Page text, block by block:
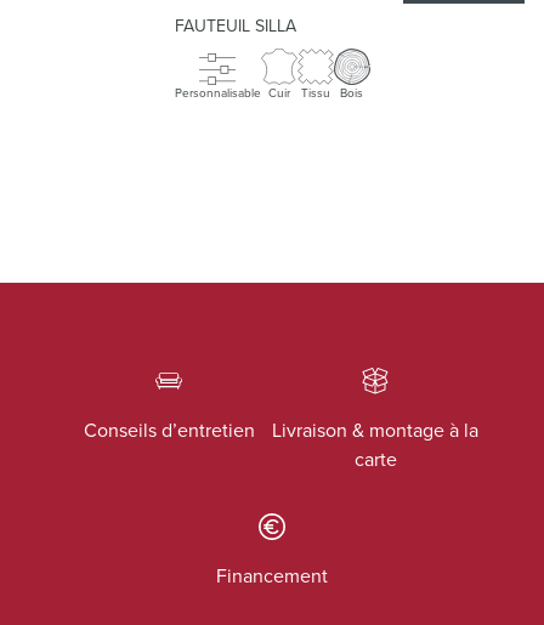
FAUTEUIL SILLA
Personnalisable Cuir Tissu Bois
Conseils d’entretien
Livraison & montage à la
carte
Financement